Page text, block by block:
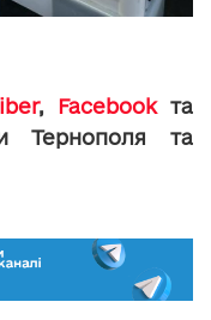
, Facebookта
Тернополя та